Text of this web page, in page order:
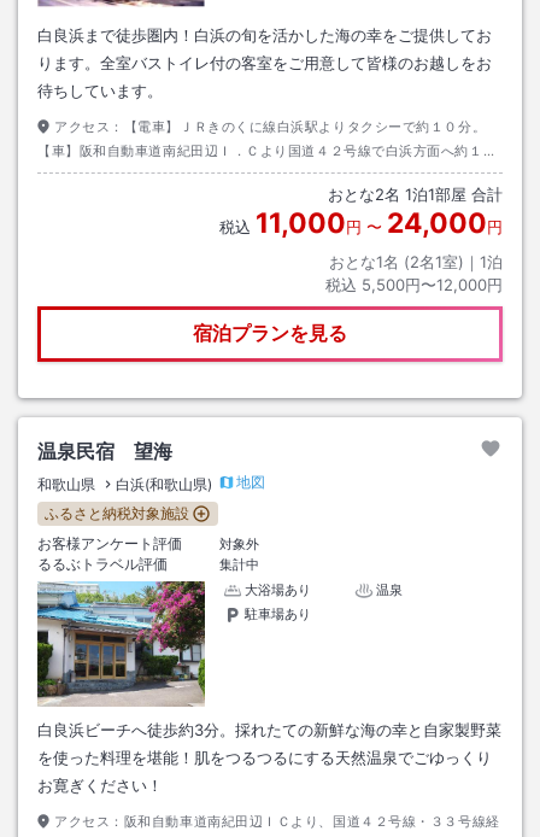
白良浜まで徒歩圏内！白浜の旬を活かした海の幸をご提供してお
ります。全室バストイレ付の客室をご用意して皆様のお越しをお
待ちしています。
アクセス：
【電車】ＪＲきのくに線白浜駅よりタクシーで約１０分。
【車】阪和自動車道南紀田辺Ｉ．Ｃより国道４２号線で白浜方面へ約１５
分。
おとな2名 1泊1部屋 合計
税込 11,000円 〜 24,000円
おとな1名 (2名1室)｜ 1泊
税込 5,500円〜12,000円
宿泊プランを見る
温泉民宿 望海
和歌山県 白浜(和歌山県)
地図
ふるさと納税対象施設
お客様アンケート評価
対象外
るるぶトラベル評価
集計中
大浴場あり
温泉
駐車場あり
白良浜ビーチへ徒歩約3分。採れたての新鮮な海の幸と自家製野菜
を使った料理を堪能！肌をつるつるにする天然温泉でごゆっくり
お寛ぎください！
アクセス： 阪和自動車道南紀田辺ＩＣより、国道４２号線・３３号線経